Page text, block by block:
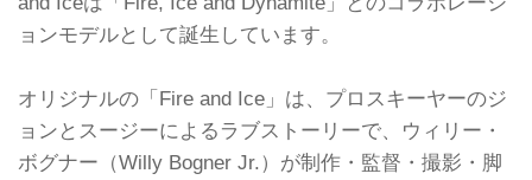
ョンモデルとして誕生しています。
オリジナルの「Fire and Ice」は、プロスキーヤーのジ
ョンとスージーによるラブストーリーで、ウィリー・
ボグナー（Willy Bogner Jr.）が制作・監督・撮影・脚